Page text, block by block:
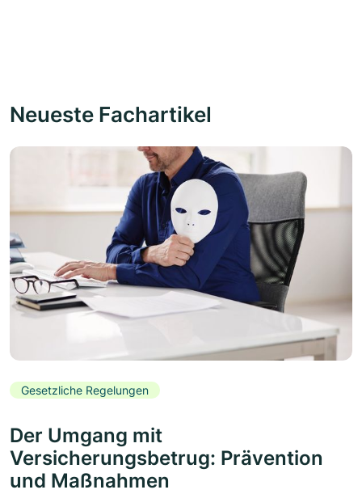
Neueste Fachartikel
Gesetzliche Regelungen
Der Umgang mit
Versicherungsbetrug: Prävention
und Maßnahmen